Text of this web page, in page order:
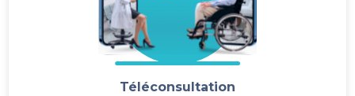
Téléconsultation